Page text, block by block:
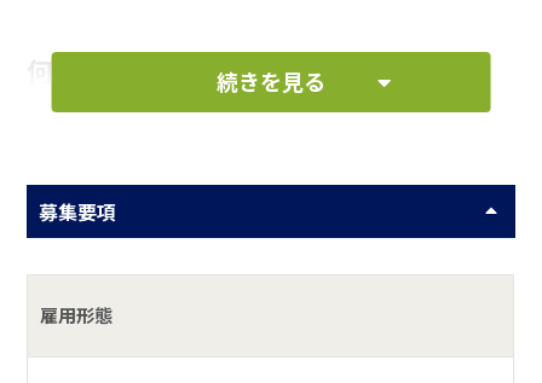
何をしている会社？
成を目標に推進しています。現在では、九十九里ホーム病院
として患者様に良心的なサービスを提供しています。
続きを見る
募集要項
雇用形態